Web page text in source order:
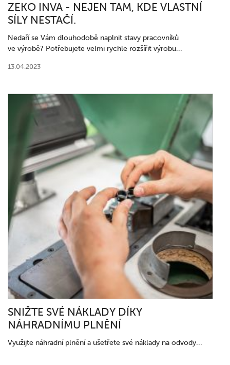
ZEKO INVA - NEJEN TAM, KDE VLASTNÍ
SÍLY NESTAČÍ.
Nedaří se Vám dlouhodobě naplnit stavy pracovníků
ve výrobě? Potřebujete velmi rychle rozšířit výrobu...
13.04.2023
SNIŽTE SVÉ NÁKLADY DÍKY
NÁHRADNÍMU PLNĚNÍ
Využijte náhradní plnění a ušetřete své náklady na odvody...